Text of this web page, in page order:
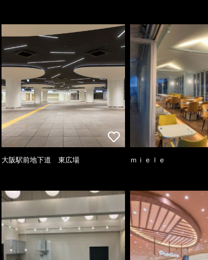
大阪駅前地下道 東広場 ｍｉｅｌｅ